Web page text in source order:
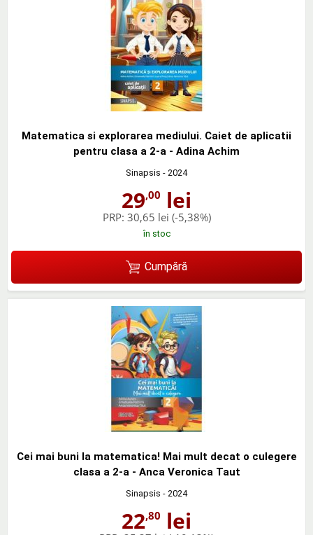
Matematica si explorarea mediului. Caiet de aplicatii
pentru clasa a 2-a - Adina Achim
Sinapsis - 2024
29,00 lei
PRP: 30,65 lei (-5,38%)
în stoc
Cumpără
Cei mai buni la matematica! Mai mult decat o culegere
clasa a 2-a - Anca Veronica Taut
Sinapsis - 2024
22,80 lei